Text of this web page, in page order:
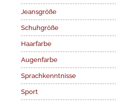
Jeansgröße
Schuhgröße
Haarfarbe
Augenfarbe
Sprachkenntnisse
Sport